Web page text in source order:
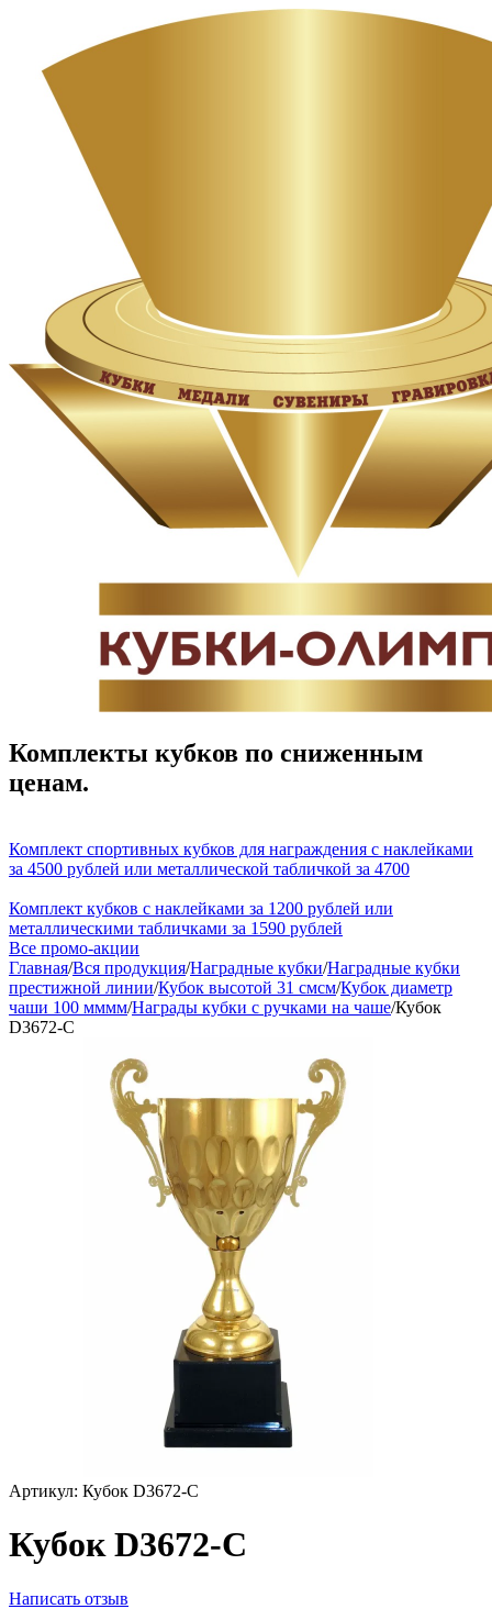
Комплекты кубков по сниженным
ценам.
Комплект спортивных кубков для награждения с наклейками
за 4500 рублей или металлической табличкой за 4700
Комплект кубков с наклейками за 1200 рублей или
металлическими табличками за 1590 рублей
Все промо-акции
Главная/Вся продукция/Наградные кубки/Наградные кубки
престижной линии/Кубок высотой 31 смсм/Кубок диаметр
чаши 100 мммм/Награды кубки с ручками на чаше/Кубок
D3672-C
Артикул: Кубок D3672-C
Кубок D3672-C
Написать отзыв